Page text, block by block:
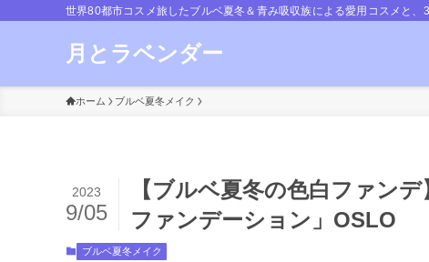
世界80都市コスメ旅したブルベ夏冬＆青み吸収族による愛用コスメと、
月とラベンダー
ホーム ブルベ夏冬メイク
【ブルベ夏冬の色白ファン
ファンデーション」OSLO
2023
9/05
ブルベ夏冬メイク